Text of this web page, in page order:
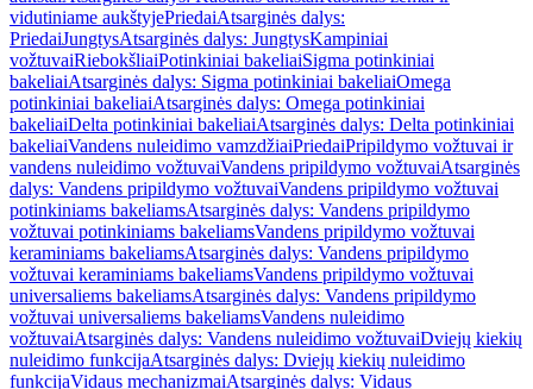
vidutiniame aukštyjePriedaiAtsarginės dalys:
PriedaiJungtysAtsarginės dalys: JungtysKampiniai
vožtuvaiRiebokšliaiPotinkiniai bakeliaiSigma potinkiniai
bakeliaiAtsarginės dalys: Sigma potinkiniai bakeliaiOmega
potinkiniai bakeliaiAtsarginės dalys: Omega potinkiniai
bakeliaiDelta potinkiniai bakeliaiAtsarginės dalys: Delta potinkiniai
bakeliaiVandens nuleidimo vamzdžiaiPriedaiPripildymo vožtuvai ir
vandens nuleidimo vožtuvaiVandens pripildymo vožtuvaiAtsarginės
dalys: Vandens pripildymo vožtuvaiVandens pripildymo vožtuvai
potinkiniams bakeliamsAtsarginės dalys: Vandens pripildymo
vožtuvai potinkiniams bakeliamsVandens pripildymo vožtuvai
keraminiams bakeliamsAtsarginės dalys: Vandens pripildymo
vožtuvai keraminiams bakeliamsVandens pripildymo vožtuvai
universaliems bakeliamsAtsarginės dalys: Vandens pripildymo
vožtuvai universaliems bakeliamsVandens nuleidimo
vožtuvaiAtsarginės dalys: Vandens nuleidimo vožtuvaiDviejų kiekių
nuleidimo funkcijaAtsarginės dalys: Dviejų kiekių nuleidimo
funkcijaVidaus mechanizmaiAtsarginės dalys: Vidaus